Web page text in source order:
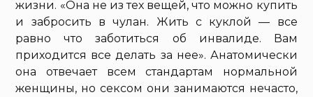
жизни. «Она не из тех вещей, что можно купить
и забросить в чулан. Жить с куклой — все
равно что заботиться об инвалиде. Вам
приходится все делать за нее». Анатомически
она отвечает всем стандартам нормальной
женщины, но сексом они занимаются нечасто,